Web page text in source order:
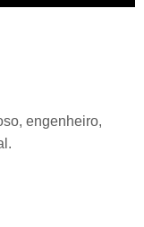
engenheiro,